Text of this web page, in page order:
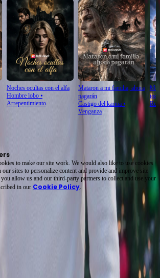
Noches ocultas con el alfa
Hombre lobo⦁
Arrepentimiento
Mataron a mi familia, ahora
pagarán
Castigo del karma⦁
Venganza
Me
todo
to make our site work. We would also like to use cookies
sites to personalize content and provide and improve site
allow us and our third-party partners to collect and use your
in our Cookie Policy.